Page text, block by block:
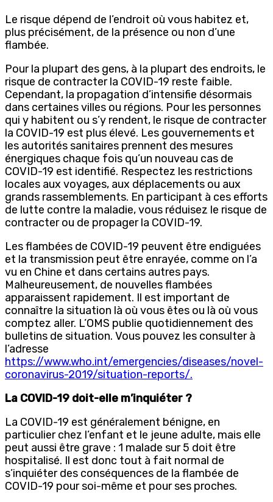
Le risque dépend de l’endroit où vous habitez et,
plus précisément, de la présence ou non d’une
flambée.
Pour la plupart des gens, à la plupart des endroits, le
risque de contracter la COVID-19 reste faible.
Cependant, la propagation d’intensifie désormais
dans certaines villes ou régions. Pour les personnes
qui y habitent ou s’y rendent, le risque de contracter
la COVID-19 est plus élevé. Les gouvernements et
les autorités sanitaires prennent des mesures
énergiques chaque fois qu’un nouveau cas de
COVID-19 est identifié. Respectez les restrictions
locales aux voyages, aux déplacements ou aux
grands rassemblements. En participant à ces efforts
de lutte contre la maladie, vous réduisez le risque de
contracter ou de propager la COVID-19.
Les flambées de COVID-19 peuvent être endiguées
et la transmission peut être enrayée, comme on l’a
vu en Chine et dans certains autres pays.
Malheureusement, de nouvelles flambées
apparaissent rapidement. Il est important de
connaître la situation là où vous êtes ou là où vous
comptez aller. L’OMS publie quotidiennement des
bulletins de situation. Vous pouvez les consulter à
l’adresse
https://www.who.int/emergencies/diseases/novel-
coronavirus-2019/situation-reports/.
La COVID-19 doit-elle m’inquiéter ?
La COVID-19 est généralement bénigne, en
particulier chez l’enfant et le jeune adulte, mais elle
peut aussi être grave : 1 malade sur 5 doit être
hospitalisé. Il est donc tout à fait normal de
s’inquiéter des conséquences de la flambée de
COVID-19 pour soi-même et pour ses proches.